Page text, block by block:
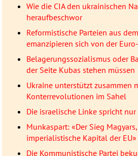
Wie die CIA den ukrainischen
heraufbeschwor
Reformistische Parteien aus
emanzipieren sich von der
Belagerungssozialismus oder
der Seite Kubas stehen müssen
Ukraine unterstützt zusammen
Konterrevolutionen im Sahel
Die israelische Linke spricht
Munkaspart: «Der Sieg
imperialistische Kapital der EU»
Die Kommunistische Partei